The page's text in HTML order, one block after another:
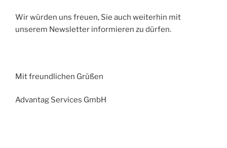
Wir würden uns freuen, Sie auch weiterhin mit
unserem Newsletter informieren zu dürfen.
Mit freundlichen Grüßen
Advantag Services GmbH